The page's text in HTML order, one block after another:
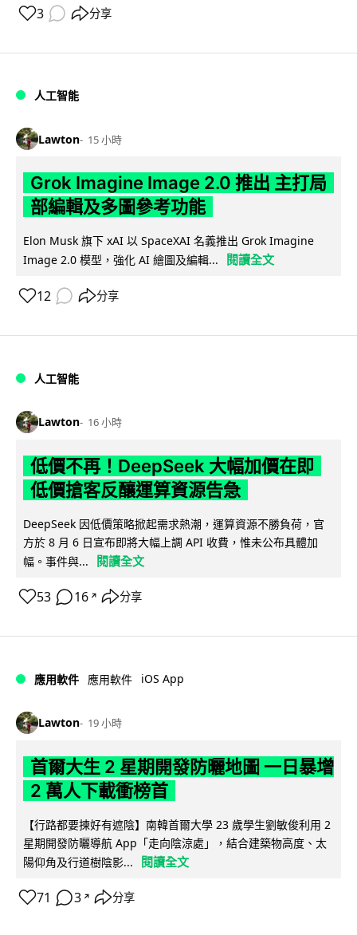
3 分享
人工智能
Lawton 15 小時
Grok Imagine Image 2.0 推出 主打局
部編輯及多圖參考功能
Elon Musk 旗下 xAI 以 SpaceXAI 名義推出 Grok Imagine
Image 2.0 模型，強化 AI 繪圖及編輯...
閱讀全文
12 分享
人工智能
Lawton 16 小時
低價不再！DeepSeek 大幅加價在即
低價搶客反釀運算資源告急
DeepSeek 因低價策略掀起需求熱潮，運算資源不勝負荷，官
方於 8 月 6 日宣布即將大幅上調 API 收費，惟未公布具體加
幅。事件與...
閱讀全文
53 16 ↗ 分享
應用軟件 應用軟件 iOS App
Lawton 19 小時
首爾大生 2 星期開發防曬地圖 一日暴增
2 萬人下載衝榜首
【行路都要揀好有遮陰】南韓首爾大學 23 歲學生劉敏俊利用 2
星期開發防曬導航 App「走向陰涼處」，結合建築物高度、太
陽仰角及行道樹陰影...
閱讀全文
71 3 ↗ 分享